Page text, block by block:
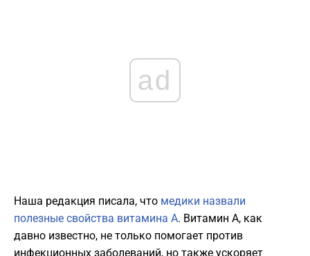
ad
Наша редакция писала, что медики назвали
полезные свойства витамина А. Витамин А, как
давно известно, не только помогает против
инфекционных заболеваний, но также ускоряет